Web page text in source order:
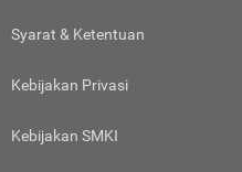
Syarat & Ketentuan
Kebijakan Privasi
Kebijakan SMKI